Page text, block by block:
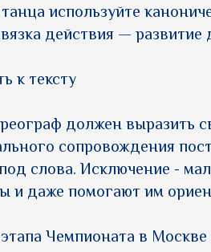
используйте
действия —
к тексту
должен выразить
сопровождения
слова. Исключение -
и даже помогают им
Чемпионата в